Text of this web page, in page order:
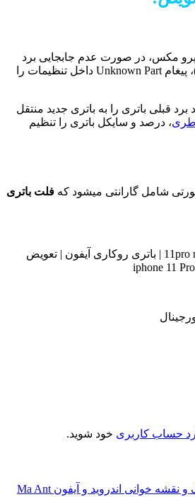
برای آیفون های XS تا 11 پرو مکس، در صورت عدم جابجایی برد
قبلی (باتری اصلی گوشی)، پیغام Unknown Part داخل تنظیمات را
برد قبلی باتری را به باتری جدید منتقل
، درصد و سایکل باتری را تنظیم
شامل گارانتی میشود که فلت باتری
باتری اورجینال ایفون 11pro max | باتری روکاری آیفون | تعویض
حساب کاربری خود شوید.